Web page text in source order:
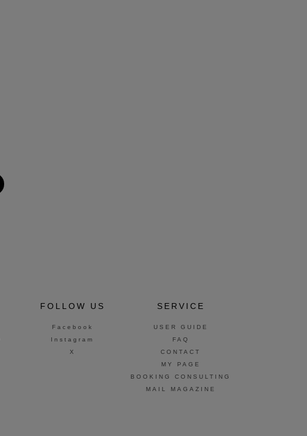
FOLLOW US
Facebook
Instagram
X
SERVICE
USER GUIDE
FAQ
CONTACT
MY PAGE
BOOKING CONSULTING
MAIL MAGAZINE